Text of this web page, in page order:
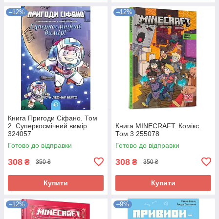
–12%
Книга Пригоди Сіфано. Том
2. Суперкосмічний вимір
324057
Готово до відправки
308 ₴ 350 ₴
Купити
–12%
Книга MINECRAFT. Комікс.
Том 3 255078
Готово до відправки
308 ₴ 350 ₴
Купити
–12% –9%